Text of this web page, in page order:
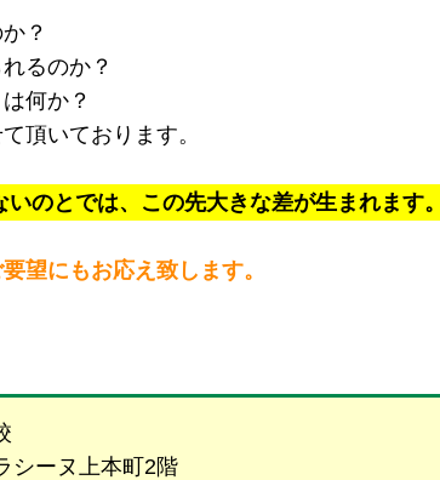
？
るのか？
何か？
頂いております。
のとでは、この先大きな差が生まれます。
望にもお応え致します。
シーヌ上本町2階